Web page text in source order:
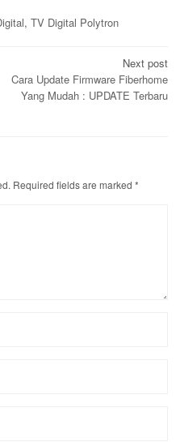
, TV Digital Polytron
Next post
Cara Update Firmware Fiberhome
Yang Mudah : UPDATE Terbaru
Required fields are marked *